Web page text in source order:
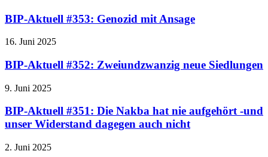
BIP-Aktuell #353: Genozid mit Ansage
16. Juni 2025
BIP-Aktuell #352: Zweiundzwanzig neue Siedlungen
9. Juni 2025
BIP-Aktuell #351: Die Nakba hat nie aufgehört -und
unser Widerstand dagegen auch nicht
2. Juni 2025